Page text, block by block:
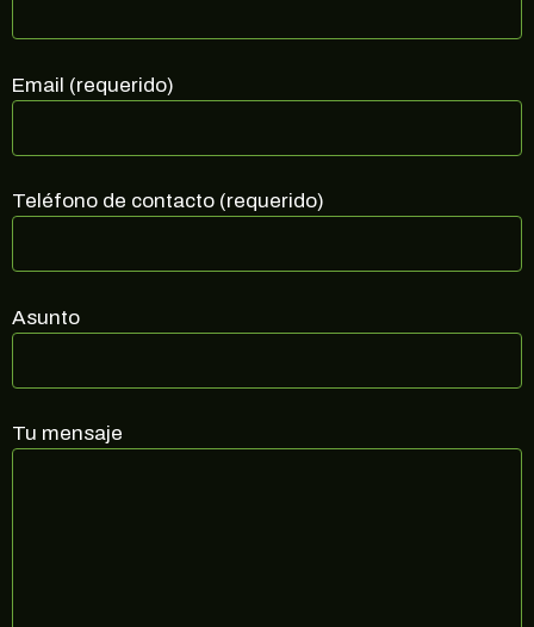
Email (requerido)
Teléfono de contacto (requerido)
Asunto
Tu mensaje
¡10% DE DESCUENTO EN TU
promociones y muchas sorpresas.